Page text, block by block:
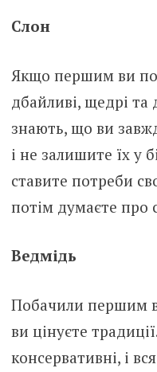
Слон
Якщо першим ви
дбайливі, щедрі та
знають, що ви
і не залишите їх у
ставите потреби
потім думаєте про
Ведмідь
Побачили першим
ви цінуєте
консервативні, і